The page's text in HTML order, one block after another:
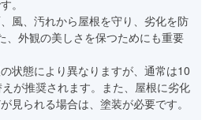
。
風、汚れから屋根を守り、劣化を防
、外観の美しさを保つためにも重要
状態により異なりますが、通常は10
が推奨されます。また、屋根に劣化
見られる場合は、塗装が必要です。